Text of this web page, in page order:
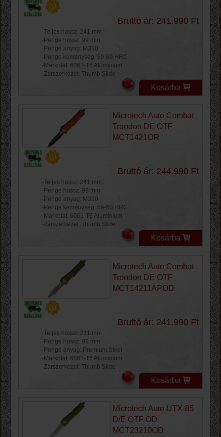
Bruttó ár: 241.990 Ft
-Teljes hossz: 241 mm
-Penge hossz: 99 mm
-Penge anyag: M390
-Penge keménység: 59-60 HRC
-Markolat: 6061-T6 Aluminium
-Zárszerkezet: Thumb Slide
Kosárba
Microtech Auto Combat
Troodon DE OTF
MCT1421OR
Bruttó ár: 244.990 Ft
-Teljes hossz: 241 mm
-Penge hossz: 99 mm
-Penge anyag: M390
-Penge keménység: 59-60 HRC
-Markolat: 6061-T6 Aluminium
-Zárszerkezet: Thumb Slide
Kosárba
Microtech Auto Combat
Troodon DE OTF
MCT14211APOD
Bruttó ár: 241.990 Ft
-Teljes hossz: 231 mm
-Penge hossz: 99 mm
-Penge anyag: Premium Steel
-Markolat: 6061-T6 Aluminium
-Zárszerkezet: Thumb Slide
Kosárba
Microtech Auto UTX-85
D/E OTF OD
MCT23210OD